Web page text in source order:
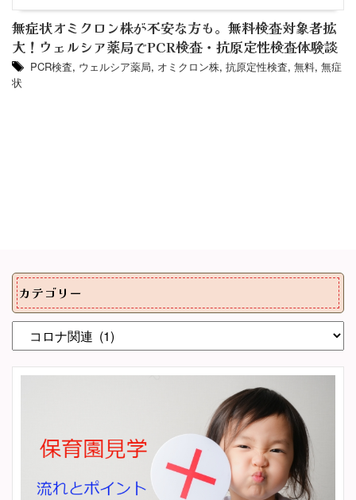
無症状オミクロン株が不安な方も。無料検査対象者拡
大！ウェルシア薬局でPCR検査・抗原定性検査体験談
PCR検査, ウェルシア薬局, オミクロン株, 抗原定性検査, 無料, 無症
状
カテゴリー